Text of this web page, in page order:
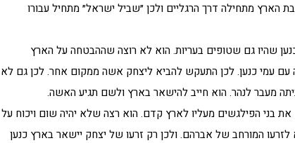
מתחילה דרך הרגליים ולכן ״שביל ישראל״ מתחיל עבורו
שהיו גם שטופים בעריות. הוא לא רוצה שההבטחה על הארץ
עמי כנען. לכן התעקש להביא ליצחק אשה ממקום אחר. לכן גם לא
מעבר לנהר. הוא חייב להישאר בארץ ולשם תגיע האשה.
בני הפילגשים מעליו לארץ קדם. הוא רצה שלא יהיה שום ויכוח על
המורחב של אברהם. ולכן רק זרעו של יצחק יישאר בארץ כנען